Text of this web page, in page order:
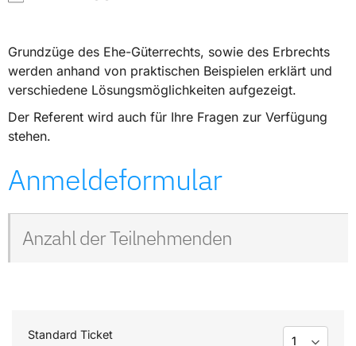
Grundzüge des Ehe-Güterrechts, sowie des Erbrechts
werden anhand von praktischen Beispielen erklärt und
verschiedene Lösungsmöglichkeiten aufgezeigt.
Der Referent wird auch für Ihre Fragen zur Verfügung
stehen.
Anmeldeformular
Anzahl der Teilnehmenden
Standard Ticket